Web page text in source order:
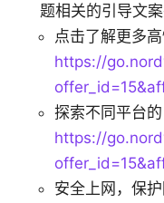
题相关的引导文
点击了解更多
https://
探索不同平台
https://
安全上网，保